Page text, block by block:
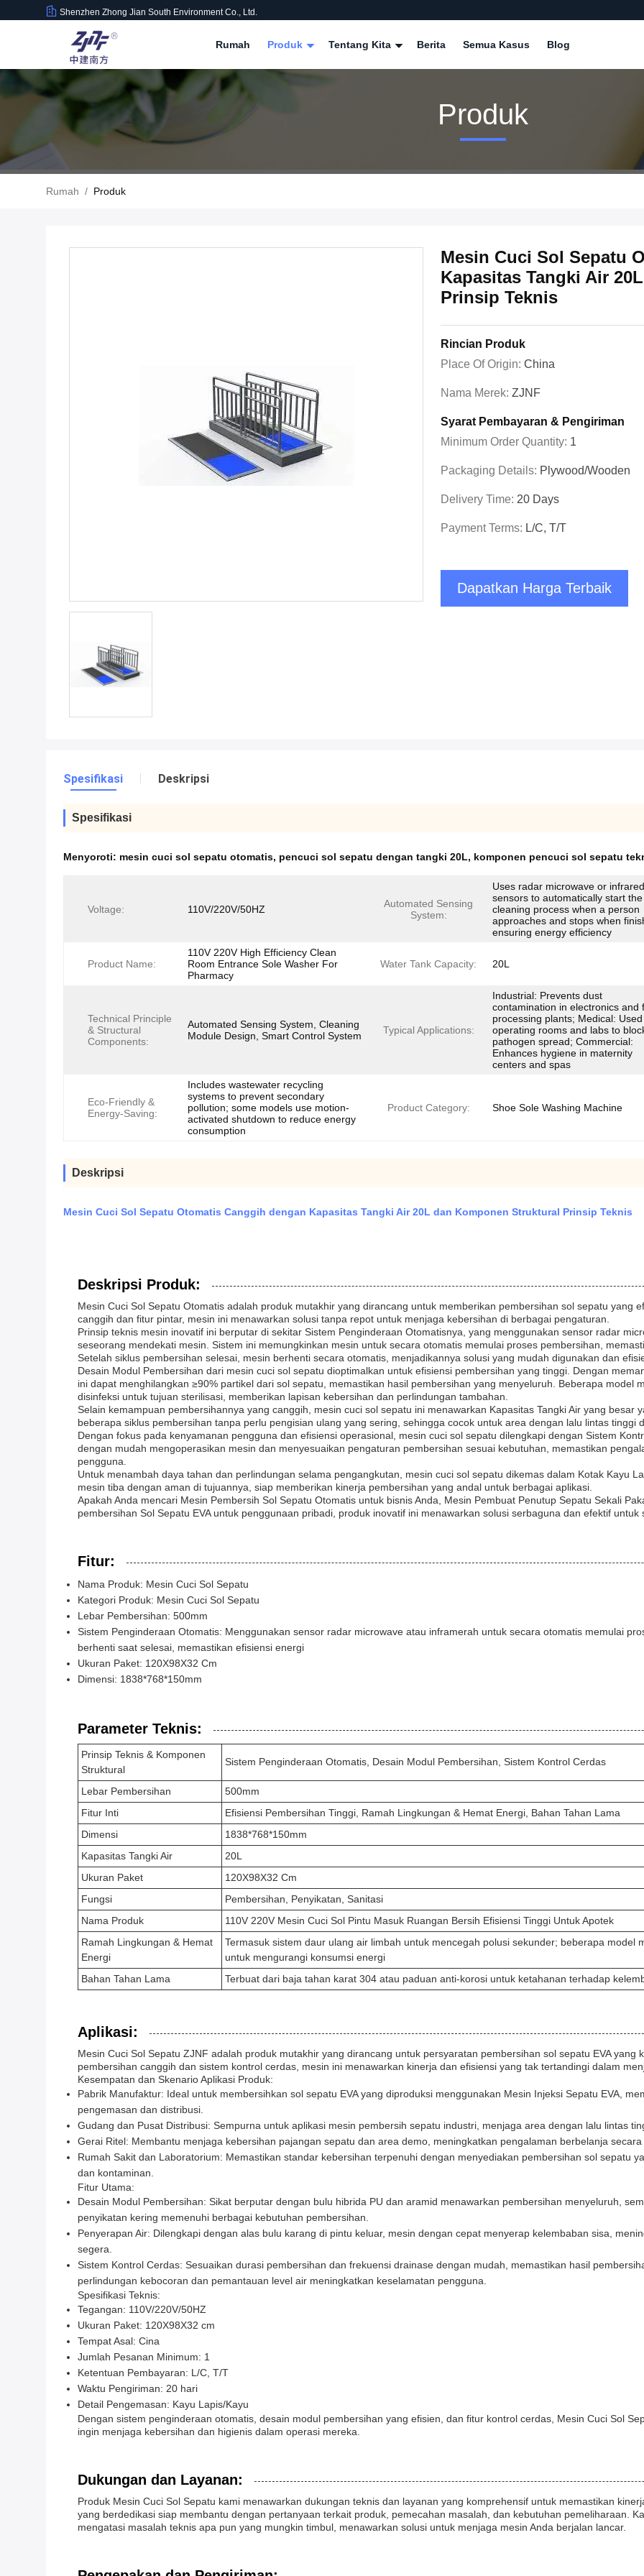
Shenzhen Zhong Jian South Environment Co., Ltd.
Rumah Produk Tentang Kita Berita Semua Kasus Blog
Produk
Rumah / Produk
Mesin Cuci Sol Sepatu
Kapasitas Tangki Air
Prinsip Teknis
Rincian Produk
Place Of Origin: China
Nama Merek: ZJNF
Syarat Pembayaran & Pengiriman
Minimum Order Quantity: 1
Packaging Details: Plywood/Wooden
Delivery Time: 20 Days
Payment Terms: L/C, T/T
Dapatkan Harga Terbaik
Spesifikasi Deskripsi
Spesifikasi
Menyoroti: mesin cuci sol sepatu otomatis, pencuci sol sepatu dengan tangki 20L, komponen pencuci sol sepatu
Voltage: 110V/220V/50HZ
Automated Sensing
System:
Uses radar microwave or infrared
sensors to automatically start the
cleaning process when a person
approaches and stops when
ensuring energy efficiency
Product Name:
110V 220V High Efficiency Clean
Room Entrance Sole Washer For
Pharmacy
Water Tank Capacity: 20L
Technical Principle
& Structural
Components:
Automated Sensing System, Cleaning
Module Design, Smart Control System
Typical Applications:
Industrial: Prevents dust
contamination in electronics and
processing plants; Medical: Used
operating rooms and labs to
pathogen spread; Commercial:
Enhances hygiene in maternity
centers and spas
Eco-Friendly &
Energy-Saving:
Includes wastewater recycling
systems to prevent secondary
pollution; some models use motion-
activated shutdown to reduce energy
consumption
Product Category: Shoe Sole Washing Machine
Deskripsi
Mesin Cuci Sol Sepatu Otomatis Canggih dengan Kapasitas Tangki Air 20L dan Komponen Struktural Prinsip Teknis
Deskripsi Produk:
Mesin Cuci Sol Sepatu Otomatis adalah produk mutakhir yang dirancang untuk memberikan pembersihan sol sepatu yang
canggih dan fitur pintar, mesin ini menawarkan solusi tanpa repot untuk menjaga kebersihan di berbagai pengaturan.
Prinsip teknis mesin inovatif ini berputar di sekitar Sistem Penginderaan Otomatisnya, yang menggunakan sensor radar
seseorang mendekati mesin. Sistem ini memungkinkan mesin untuk secara otomatis memulai proses pembersihan,
Setelah siklus pembersihan selesai, mesin berhenti secara otomatis, menjadikannya solusi yang mudah digunakan dan
Desain Modul Pembersihan dari mesin cuci sol sepatu dioptimalkan untuk efisiensi pembersihan yang tinggi. Dengan
ini dapat menghilangkan ≥90% partikel dari sol sepatu, memastikan hasil pembersihan yang menyeluruh. Beberapa model
disinfeksi untuk tujuan sterilisasi, memberikan lapisan kebersihan dan perlindungan tambahan.
Selain kemampuan pembersihannya yang canggih, mesin cuci sol sepatu ini menawarkan Kapasitas Tangki Air yang besar
beberapa siklus pembersihan tanpa perlu pengisian ulang yang sering, sehingga cocok untuk area dengan lalu lintas tinggi
Dengan fokus pada kenyamanan pengguna dan efisiensi operasional, mesin cuci sol sepatu dilengkapi dengan Sistem
dengan mudah mengoperasikan mesin dan menyesuaikan pengaturan pembersihan sesuai kebutuhan, memastikan
pengguna.
Untuk menambah daya tahan dan perlindungan selama pengangkutan, mesin cuci sol sepatu dikemas dalam Kotak Kayu
mesin tiba dengan aman di tujuannya, siap memberikan kinerja pembersihan yang andal untuk berbagai aplikasi.
Apakah Anda mencari Mesin Pembersih Sol Sepatu Otomatis untuk bisnis Anda, Mesin Pembuat Penutup Sepatu Sekali
pembersihan Sol Sepatu EVA untuk penggunaan pribadi, produk inovatif ini menawarkan solusi serbaguna dan efektif untuk
Fitur:
Nama Produk: Mesin Cuci Sol Sepatu
Kategori Produk: Mesin Cuci Sol Sepatu
Lebar Pembersihan: 500mm
Sistem Penginderaan Otomatis: Menggunakan sensor radar microwave atau inframerah untuk secara otomatis memulai
berhenti saat selesai, memastikan efisiensi energi
Ukuran Paket: 120X98X32 Cm
Dimensi: 1838*768*150mm
Parameter Teknis:
Prinsip Teknis & Komponen
Struktural
Sistem Penginderaan Otomatis, Desain Modul Pembersihan, Sistem Kontrol Cerdas
Lebar Pembersihan
500mm
Fitur Inti
Efisiensi Pembersihan Tinggi, Ramah Lingkungan & Hemat Energi, Bahan Tahan Lama
Dimensi
1838*768*150mm
Kapasitas Tangki Air
20L
Ukuran Paket
120X98X32 Cm
Fungsi
Pembersihan, Penyikatan, Sanitasi
Nama Produk
110V 220V Mesin Cuci Sol Pintu Masuk Ruangan Bersih Efisiensi Tinggi Untuk Apotek
Ramah Lingkungan & Hemat
Energi
Termasuk sistem daur ulang air limbah untuk mencegah polusi sekunder; beberapa model
untuk mengurangi konsumsi energi
Bahan Tahan Lama
Terbuat dari baja tahan karat 304 atau paduan anti-korosi untuk ketahanan terhadap
Aplikasi:
Mesin Cuci Sol Sepatu ZJNF adalah produk mutakhir yang dirancang untuk persyaratan pembersihan sol sepatu EVA
pembersihan canggih dan sistem kontrol cerdas, mesin ini menawarkan kinerja dan efisiensi yang tak tertandingi dalam
Kesempatan dan Skenario Aplikasi Produk:
Pabrik Manufaktur: Ideal untuk membersihkan sol sepatu EVA yang diproduksi menggunakan Mesin Injeksi Sepatu EVA,
pengemasan dan distribusi.
Gudang dan Pusat Distribusi: Sempurna untuk aplikasi mesin pembersih sepatu industri, menjaga area dengan lalu lintas
Gerai Ritel: Membantu menjaga kebersihan pajangan sepatu dan area demo, meningkatkan pengalaman berbelanja secara
Rumah Sakit dan Laboratorium: Memastikan standar kebersihan terpenuhi dengan menyediakan pembersihan sol sepatu
dan kontaminan.
Fitur Utama:
Desain Modul Pembersihan: Sikat berputar dengan bulu hibrida PU dan aramid menawarkan pembersihan menyeluruh,
penyikatan kering memenuhi berbagai kebutuhan pembersihan.
Penyerapan Air: Dilengkapi dengan alas bulu karang di pintu keluar, mesin dengan cepat menyerap kelembaban sisa,
segera.
Sistem Kontrol Cerdas: Sesuaikan durasi pembersihan dan frekuensi drainase dengan mudah, memastikan hasil
perlindungan kebocoran dan pemantauan level air meningkatkan keselamatan pengguna.
Spesifikasi Teknis:
Tegangan: 110V/220V/50HZ
Ukuran Paket: 120X98X32 cm
Tempat Asal: Cina
Jumlah Pesanan Minimum: 1
Ketentuan Pembayaran: L/C, T/T
Waktu Pengiriman: 20 hari
Detail Pengemasan: Kayu Lapis/Kayu
Dengan sistem penginderaan otomatis, desain modul pembersihan yang efisien, dan fitur kontrol cerdas, Mesin Cuci Sol
ingin menjaga kebersihan dan higienis dalam operasi mereka.
Dukungan dan Layanan:
Produk Mesin Cuci Sol Sepatu kami menawarkan dukungan teknis dan layanan yang komprehensif untuk memastikan
yang berdedikasi siap membantu dengan pertanyaan terkait produk, pemecahan masalah, dan kebutuhan pemeliharaan.
mengatasi masalah teknis apa pun yang mungkin timbul, menawarkan solusi untuk menjaga mesin Anda berjalan lancar.